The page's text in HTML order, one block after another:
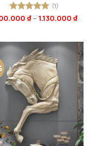
Được xếp
(1)
₫– 1.130.000 ₫